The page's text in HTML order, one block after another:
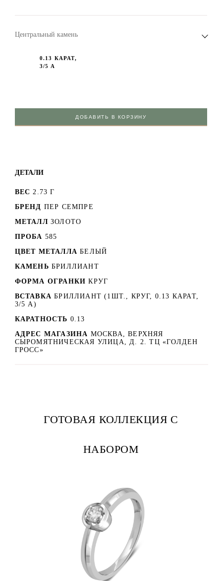
Центральный камень
0.13 КАРАТ,
3/5 А
ДОБАВИТЬ В КОРЗИНУ
ДЕТАЛИ
ВЕС 2.73 Г
БРЕНД ПЕР СЕМПРЕ
МЕТАЛЛ ЗОЛОТО
ПРОБА 585
ЦВЕТ МЕТАЛЛА БЕЛЫЙ
КАМЕНЬ БРИЛЛИАНТ
ФОРМА ОГРАНКИ КРУГ
ВСТАВКА БРИЛЛИАНТ (1ШТ., КРУГ, 0.13 КАРАТ,
3/5 А)
КАРАТНОСТЬ 0.13
АДРЕС МАГАЗИНА МОСКВА, ВЕРХНЯЯ
СЫРОМЯТНИЧЕСКАЯ УЛИЦА, Д. 2. ТЦ «ГОЛДЕН
ГРОСС»
ГОТОВАЯ КОЛЛЕКЦИЯ С
НАБОРОМ